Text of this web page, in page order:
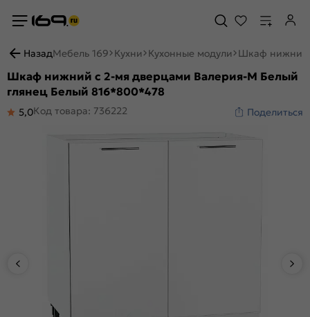
НазадМебель 169 Кухни Кухонные модули Шкаф нижний
Шкаф нижний с 2-мя дверцами Валерия-М Белый
глянец Белый 816*800*478
5,0Код товара: 736222 Поделиться